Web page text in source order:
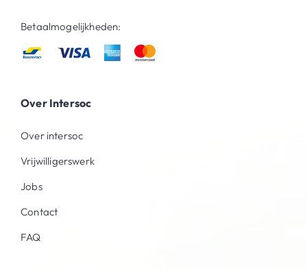
Betaalmogelijkheden:
Over Intersoc
Over intersoc
Vrijwilligerswerk
Jobs
Contact
FAQ